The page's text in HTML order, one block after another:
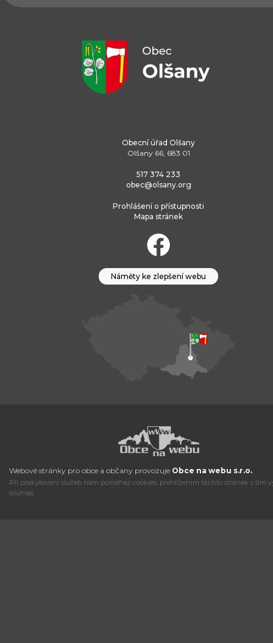
Obecní úřad Olšany
Olšany 66, 683 01
517 374 233
obec@olsany.org
Prohlášení o přístupnosti
Mapa stránek
Náměty ke zlepšení webu
Webové stránky pro obce a občany provozuje Obce na webu s.r.o.
Při poskytování služeb nám pomáhají cookies, prohlížením těchto stránek s tím
souhlas.